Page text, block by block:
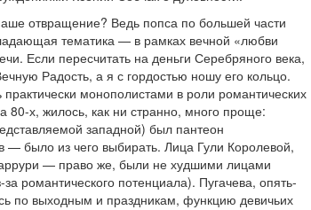
отвращение? Ведь попса по большей части
тематика — в рамках вечной «любви
Если пересчитать на деньги Серебряного века,
Радость, а я с гордостью ношу его кольцо.
монополистами в роли романтических
80-х, жилось, как ни странно, много проще:
западной) был пантеон
— было из чего выбирать. Лица Гули Королевой,
— право же, были не худшими лицами
романтического потенциала). Пугачева, опять-
по выходным и праздникам, функцию девичьих